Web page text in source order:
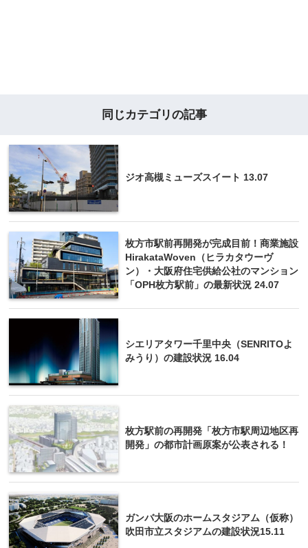
同じカテゴリの記事
ジオ高槻ミューズスイート 13.07
枚方市駅前再開発が完成目前！商業施設
HirakataWoven（ヒラカタウーヴ
ン）・大阪府住宅供給公社のマンション
「OPH枚方駅前」の最新状況 24.07
シエリアタワー千里中央（SENRITOよ
みうり）の建設状況 16.04
枚方駅前の再開発「枚方市駅周辺地区再
開発」の都市計画原案が公表される！
ガンバ大阪のホームスタジアム（仮称）
吹田市立スタジアムの建設状況15.11